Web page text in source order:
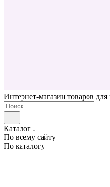
Интернет-магазин товаров для
Каталог
По всему сайту
По каталогу